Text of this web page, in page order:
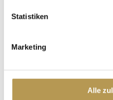
Statistiken
Marketing
Alle
rheinfels.de oder unter +49
Bitte beachten Sie, dass wir
benötigen, um ihre